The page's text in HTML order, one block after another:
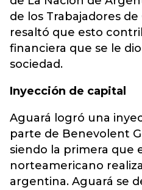
de los Trabajadores de
resaltó que esto
financiera que se le
sociedad.
Inyección de capital
Aguará logró una
parte de Benevolent
siendo la primera que
norteamericano
argentina. Aguará se